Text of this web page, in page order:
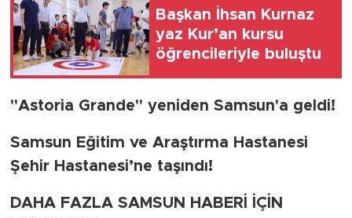
Başkan İhsan Kurnaz
yaz Kur’an kursu
öğrencileriyle buluştu
"Astoria Grande" yeniden Samsun'a geldi!
Samsun Eğitim ve Araştırma Hastanesi
Şehir Hastanesi’ne taşındı!
DAHA FAZLA SAMSUN HABERİ İÇİN